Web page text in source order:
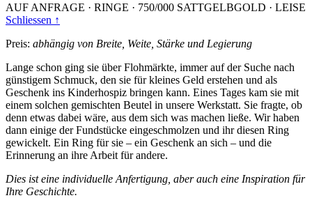
AUF ANFRAGE · RINGE · 750/000 SATTGELBGOLD · LEISE
Schliessen ↑
Preis: abhängig von Breite, Weite, Stärke und Legierung
Lange schon ging sie über Flohmärkte, immer auf der Suche nach
günstigem Schmuck, den sie für kleines Geld erstehen und als
Geschenk ins Kinderhospiz bringen kann. Eines Tages kam sie mit
einem solchen gemischten Beutel in unsere Werkstatt. Sie fragte, ob
denn etwas dabei wäre, aus dem sich was machen ließe. Wir haben
dann einige der Fundstücke eingeschmolzen und ihr diesen Ring
gewickelt. Ein Ring für sie – ein Geschenk an sich – und die
Erinnerung an ihre Arbeit für andere.
Dies ist eine individuelle Anfertigung, aber auch eine Inspiration für
Ihre Geschichte.